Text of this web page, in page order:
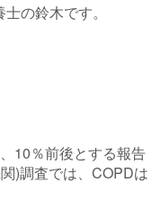
の鈴木です。
10％前後とする報告
)調査では、COPDは